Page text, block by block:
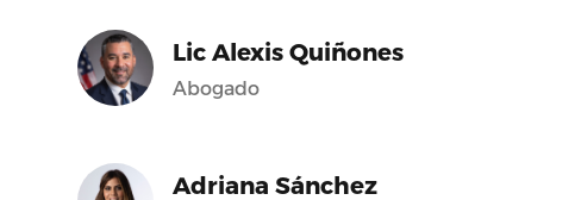
Lic Alexis Quiñones
Abogado
Adriana Sánchez